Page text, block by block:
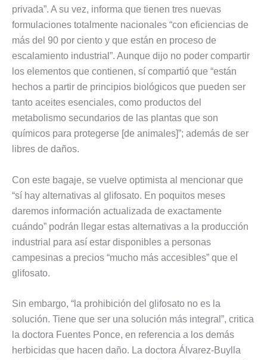
privada”. A su vez, informa que tienen tres nuevas
formulaciones totalmente nacionales “con eficiencias de
más del 90 por ciento y que están en proceso de
escalamiento industrial”. Aunque dijo no poder compartir
los elementos que contienen, sí compartió que “están
hechos a partir de principios biológicos que pueden ser
tanto aceites esenciales, como productos del
metabolismo secundarios de las plantas que son
químicos para protegerse [de animales]”; además de ser
libres de daños.
Con este bagaje, se vuelve optimista al mencionar que
“sí hay alternativas al glifosato. En poquitos meses
daremos información actualizada de exactamente
cuándo” podrán llegar estas alternativas a la producción
industrial para así estar disponibles a personas
campesinas a precios “mucho más accesibles” que el
glifosato.
Sin embargo, “la prohibición del glifosato no es la
solución. Tiene que ser una solución más integral”, critica
la doctora Fuentes Ponce, en referencia a los demás
herbicidas que hacen daño. La doctora Álvarez-Buylla